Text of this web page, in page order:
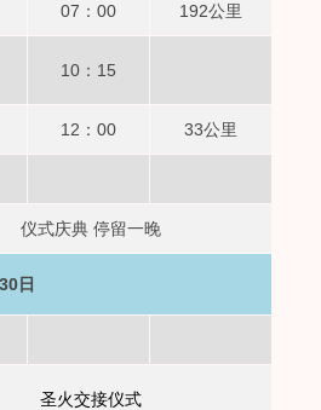
07：00 192公里
10：15
12：00 33公里
仪式庆典 停留一晚
日
圣火交接仪式